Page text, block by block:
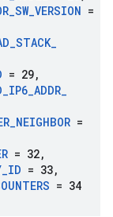
_SW_VERSION =
_STACK_
= 29,
_IP6_ADDR_
_NEIGHBOR =
= 32,
_ID = 33,
= 34